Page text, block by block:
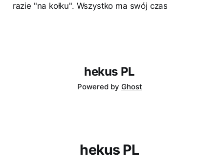
razie "na kołku". Wszystko ma swój czas
hekus PL
Powered by Ghost
hekus PL